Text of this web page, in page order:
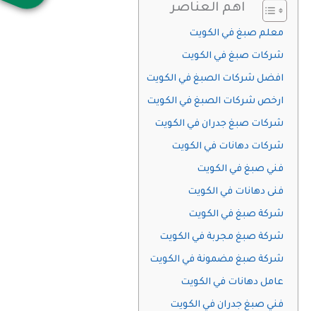
اهم العناصر
معلم صبغ في الكويت
شركات صبغ في الكويت
افضل شركات الصبغ في الكويت
ارخص شركات الصبغ في الكويت
شركات صبغ جدران في الكويت
شركات دهانات في الكويت
فني صبغ في الكويت
فنى دهانات في الكويت
شركة صبغ في الكويت
شركة صبغ مجربة في الكويت
شركة صبغ مضمونة في الكويت
عامل دهانات في الكويت
فني صبغ جدران في الكويت